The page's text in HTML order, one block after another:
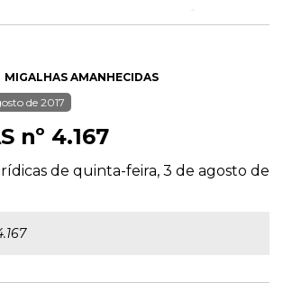
MIGALHAS AMANHECIDAS
de 2017
nº 4.167
de quinta-feira, 3 de agosto de